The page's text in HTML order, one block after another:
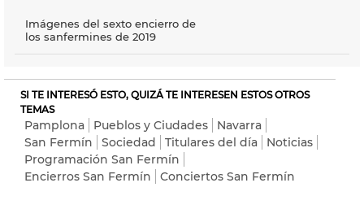
Imágenes del sexto encierro de
los sanfermines de 2019
SI TE INTERESÓ ESTO, QUIZÁ TE INTERESEN ESTOS OTROS
TEMAS
Pamplona Pueblos y Ciudades
Navarra
San Fermín
Sociedad Titulares del día
Noticias
Programación San Fermín
Encierros San Fermín
Conciertos San Fermín